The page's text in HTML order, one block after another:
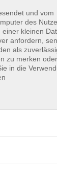
(telc)
und vom
des
kleinen
anfordern,
als
zu merken
in die